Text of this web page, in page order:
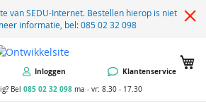
van SEDU-Internet. Bestellen hierop is niet
informatie, bel: 085 02 32 098
Inloggen Klantenservice
Bel 085 02 32 098 ma - vr: 8.30 - 17.30